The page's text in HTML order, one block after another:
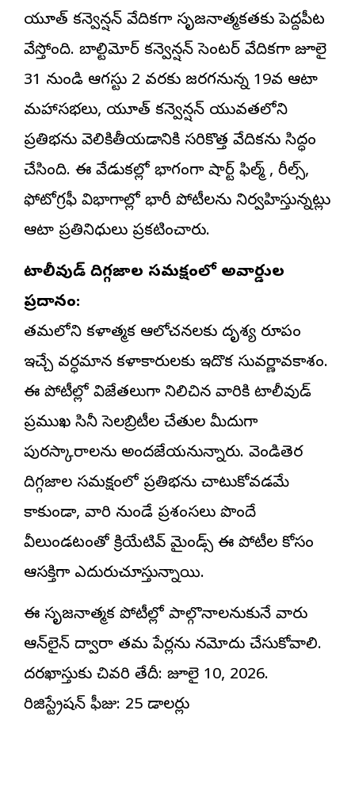
యూత్ కన్వెన్షన్ వేదికగా సృజనాత్మకతకు పెద్దపీట
వేస్తోంది. బాల్టిమోర్ కన్వెన్షన్ సెంటర్ వేదికగా జూలై
31 నుండి ఆగస్టు 2 వరకు జరగనున్న 19వ ఆటా
మహాసభలు, యూత్ కన్వెన్షన్ యువతలోని
ప్రతిభను వెలికితీయడానికి సరికొత్త వేదికను సిద్ధం
చేసింది. ఈ వేడుకల్లో భాగంగా షార్ట్ ఫిల్మ్ , రీల్స్,
ఫోటోగ్రఫీ విభాగాల్లో భారీ పోటీలను నిర్వహిస్తున్నట్లు
ఆటా ప్రతినిధులు ప్రకటించారు.
టాలీవుడ్ దిగ్గజాల సమక్షంలో అవార్డుల
ప్రదానం:
తమలోని కళాత్మక ఆలోచనలకు దృశ్య రూపం
ఇచ్చే వర్ధమాన కళాకారులకు ఇదొక సువర్ణావకాశం.
ఈ పోటీల్లో విజేతలుగా నిలిచిన వారికి టాలీవుడ్
ప్రముఖ సినీ సెలబ్రిటీల చేతుల మీదుగా
పురస్కారాలను అందజేయనున్నారు. వెండితెర
దిగ్గజాల సమక్షంలో ప్రతిభను చాటుకోవడమే
కాకుండా, వారి నుండే ప్రశంసలు పొందే
వీలుండటంతో క్రియేటివ్ మైండ్స్ ఈ పోటీల కోసం
ఆసక్తిగా ఎదురుచూస్తున్నాయి.
ఈ సృజనాత్మక పోటీల్లో పాల్గొనాలనుకునే వారు
ఆన్‌లైన్ ద్వారా తమ పేర్లను నమోదు చేసుకోవాలి.
దరఖాస్తుకు చివరి తేదీ: జూలై 10, 2026.
రిజిస్ట్రేషన్ ఫీజు: 25 డాలర్లు